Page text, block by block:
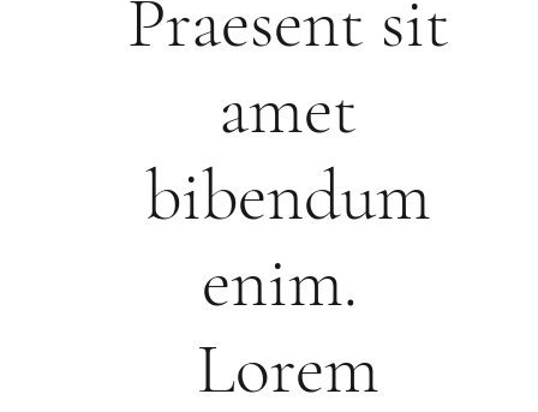
Praesent sit
amet
bibendum
enim.
Lorem